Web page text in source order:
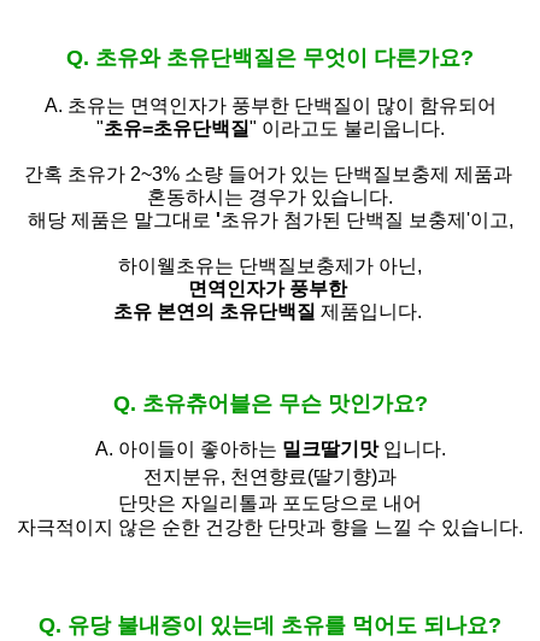
Q. 초유와 초유단백질은 무엇이 다른가요?
A. 초유는 면역인자가 풍부한 단백질이 많이 함유되어
"초유=초유단백질" 이라고도 불리웁니다.
간혹 초유가 2~3% 소량 들어가 있는 단백질보충제 제품과
혼동하시는 경우가 있습니다.
해당 제품은 말그대로 '초유가 첨가된 단백질 보충제'이고,
하이웰초유는 단백질보충제가 아닌,
면역인자가 풍부한
초유 본연의 초유단백질 제품입니다.
Q. 초유츄어블은 무슨 맛인가요?
A. 아이들이 좋아하는 밀크딸기맛입니다.
전지분유, 천연향료(딸기향)과
단맛은 자일리톨과 포도당으로 내어
자극적이지 않은 순한 건강한 단맛과 향을 느낄 수 있습니다.
Q. 유당 불내증이 있는데 초유를 먹어도 되나요?